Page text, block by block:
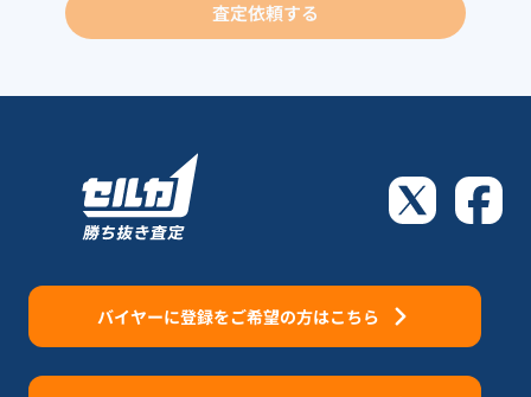
査定依頼する
バイヤーに登録をご希望の方はこちら